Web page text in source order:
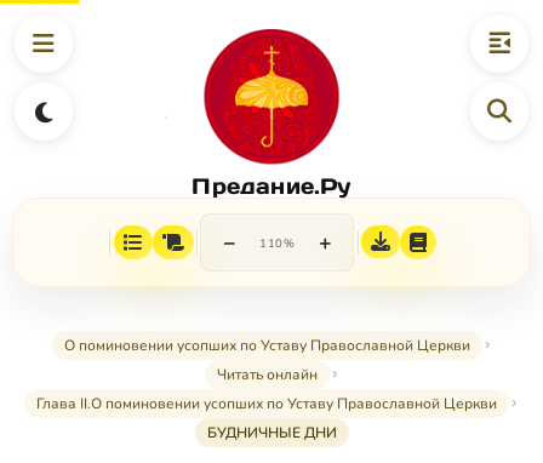
Предание.Ру
− 110% +
О поминовении усопших по Уставу Православной Церкви
Читать онлайн
Глава II.О поминовении усопших по Уставу Православной Церкви
БУДНИЧНЫЕ ДНИ